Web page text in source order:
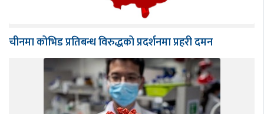
चीनमा कोभिड प्रतिबन्ध विरुद्धको प्रदर्शनमा प्रहरी दमन